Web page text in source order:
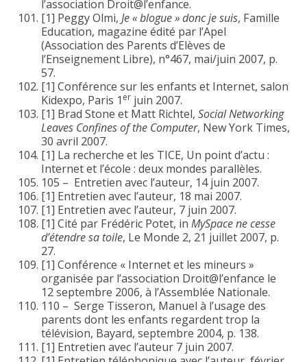
l’association Droit@l’enfance.
[1] Peggy Olmi, Je « blogue » donc je suis, Famille
Education, magazine édité par l’Apel
(Association des Parents d’Elèves de
l’Enseignement Libre), n°467, mai/juin 2007, p.
57.
[1] Conférence sur les enfants et Internet, salon
Kidexpo, Paris 1 er juin 2007.
[1] Brad Stone et Matt Richtel, Social Networking
Leaves Confines of the Computer, New York Times,
30 avril 2007.
[1] La recherche et les TICE, Un point d’actu :
Internet et l’école : deux mondes parallèles.
105 – Entretien avec l’auteur, 14 juin 2007.
[1] Entretien avec l’auteur, 18 mai 2007.
[1] Entretien avec l’auteur, 7 juin 2007.
[1] Cité par Frédéric Potet, in MySpace ne cesse
d’étendre sa toile, Le Monde 2, 21 juillet 2007, p.
27.
[1] Conférence « Internet et les mineurs »
organisée par l’association Droit@l’enfance le
12 septembre 2006, à l’Assemblée Nationale.
110 – Serge Tisseron, Manuel à l’usage des
parents dont les enfants regardent trop la
télévision, Bayard, septembre 2004, p. 138.
[1] Entretien avec l’auteur 7 juin 2007.